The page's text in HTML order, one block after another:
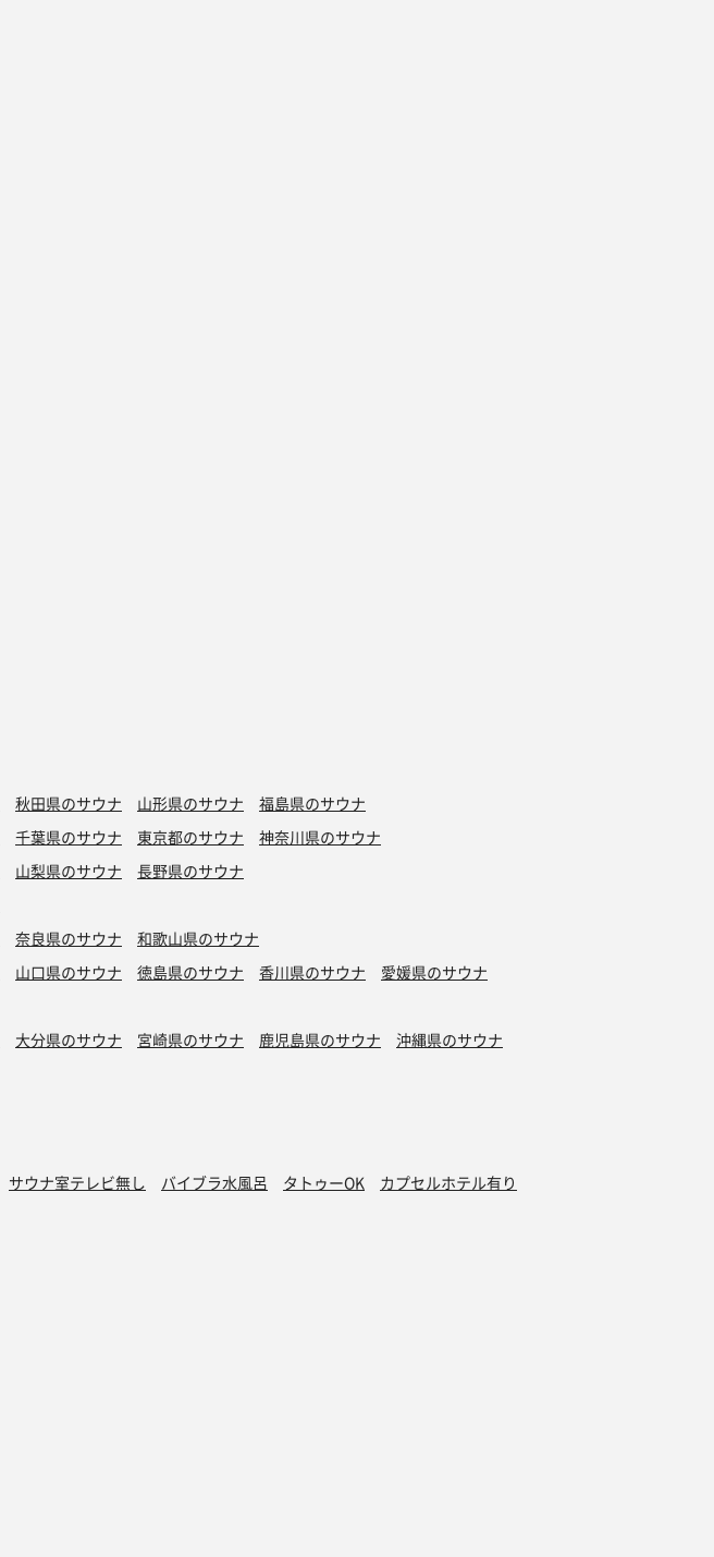
秋田県のサウナ 山形県のサウナ 福島県のサウナ
千葉県のサウナ 東京都のサウナ 神奈川県のサウナ
山梨県のサウナ 長野県のサウナ
奈良県のサウナ 和歌山県のサウナ
山口県のサウナ 徳島県のサウナ 香川県のサウナ
愛媛県のサウナ
大分県のサウナ 宮崎県のサウナ 鹿児島県のサウナ 沖縄県のサウナ
サウナ室テレビ無し バイブラ水風呂 タトゥーOK
カプセルホテル有り